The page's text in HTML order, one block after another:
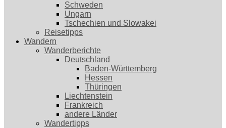
Schweden
Ungarn
Tschechien und Slowakei
Reisetipps
Wandern
Wanderberichte
Deutschland
Baden-Württemberg
Hessen
Thüringen
Liechtenstein
Frankreich
andere Länder
Wandertipps